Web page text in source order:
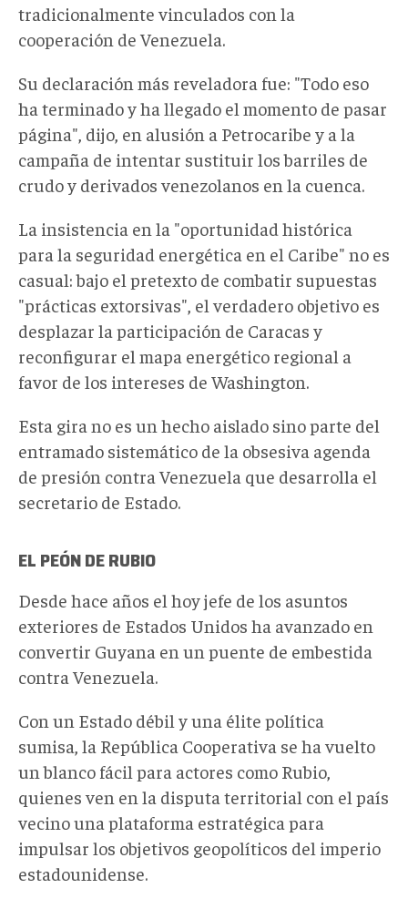
tradicionalmente vinculados con la
cooperación de Venezuela.
Su declaración más reveladora fue: "Todo eso
ha terminado y ha llegado el momento de pasar
página", dijo, en alusión a Petrocaribe y a la
campaña de intentar sustituir los barriles de
crudo y derivados venezolanos en la cuenca.
La insistencia en la "oportunidad histórica
para la seguridad energética en el Caribe" no es
casual: bajo el pretexto de combatir supuestas
"prácticas extorsivas", el verdadero objetivo es
desplazar la participación de Caracas y
reconfigurar el mapa energético regional a
favor de los intereses de Washington.
Esta gira no es un hecho aislado sino parte del
entramado sistemático de la obsesiva agenda
de presión contra Venezuela que desarrolla el
secretario de Estado.
EL PEÓN DE RUBIO
Desde hace años el hoy jefe de los asuntos
exteriores de Estados Unidos ha avanzado en
convertir Guyana en un puente de embestida
contra Venezuela.
Con un Estado débil y una élite política
sumisa, la República Cooperativa se ha vuelto
un blanco fácil para actores como Rubio,
quienes ven en la disputa territorial con el país
vecino una plataforma estratégica para
impulsar los objetivos geopolíticos del imperio
estadounidense.